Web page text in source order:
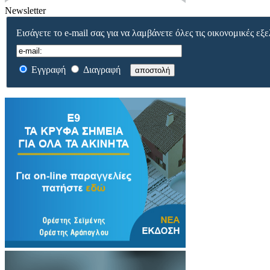
Newsletter
Εισάγετε το e-mail σας για να λαμβάνετε όλες τις οικονομικές
Εγγραφή Διαγραφή αποστολή